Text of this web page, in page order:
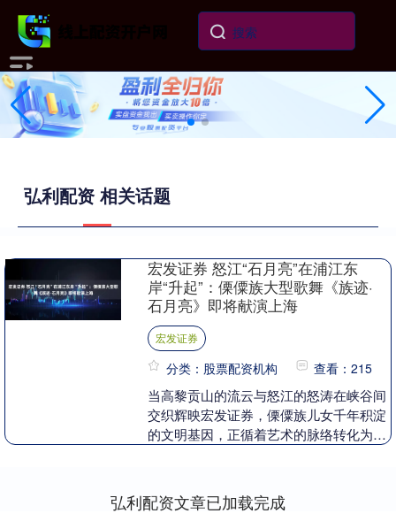
弘利配资 相关话题
宏发证券 怒江“石月亮”在浦江东
岸“升起”：傈僳族大型歌舞《族迹·
石月亮》即将献演上海
宏发证券
分类：股票配资机构 查看：215
当高黎贡山的流云与怒江的怒涛在峡谷间
交织辉映宏发证券，傈僳族儿女千年积淀
的文明基因，正循着艺术的脉络转化为可
弘利配资文章已加载完成